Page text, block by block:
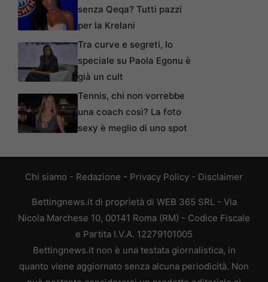
senza Qeqa? Tutti pazzi
per la Krelani
Tra curve e segreti, lo
speciale su Paola Egonu è
già un cult
Tennis, chi non vorrebbe
una coach così? La foto
sexy è meglio di uno spot
Chi siamo - Redazione - Privacy Policy - Disclaimer
Bettingnews.it di proprietà di WEB 365 SRL - Via
Nicola Marchese 10, 00141 Roma (RM) - Codice Fiscale
e Partita I.V.A. 12279101005
Bettingnews.it non è una testata giornalistica, in
quanto viene aggiornato senza alcuna periodicità. Non